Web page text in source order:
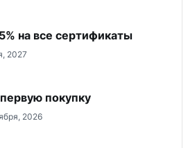
на все сертификаты
2027
покупку
2026